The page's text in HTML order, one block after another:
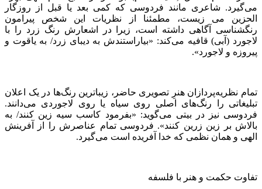
می‌گیرد. شاعری مانند فردوسی که کمی بعد یا قبل از روزگار
الحزین مى ‏زیست، مطمئنا از نظریات این شخص پیرامون
رنگ‏شناسى آگاهی داشته است، زیرا در اشعارش رنگ زرد را با
لاجورد (آبی) قافیه می‌کند: «بیاراستندش به دیبای زرد/ به یاقوت و
پیروزه و لاجورد».
تمام نظریه‌پردازان هنرِ تصویری حاضر، زیباترین رنگ‌ها در یک اعلان
تبلیغاتی را رنگ‌های اصلی روی سیاه یا روی لاجوردی می‌دانند.
فردوسی نیز در بیتی می‌گوید: «بفرمود کاسب سیه زین کنند/ به
بالاش بر زین زرین کنند». فردوسی تمام عناصرش را از آفرینش
الهی و همان نظمی که خدا آفریده است می‌گیرد.
تفاوت حکمت و هنر با فلسفه